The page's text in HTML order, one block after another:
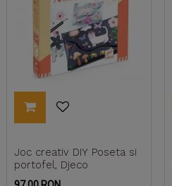
Joc creativ DIY Poseta si
portofel, Djeco
Pret